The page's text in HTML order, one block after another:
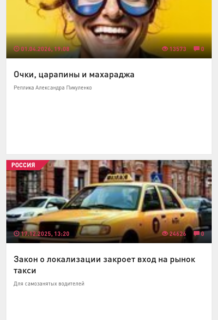
01.04.2026, 19:08 13573 0
Очки, царапины и махараджа
Реплика Александра Пикуленко
17.12.2025, 13:20 24626 0
РОССИЯ
Закон о локализации закроет вход на рынок
такси
Для самозанятых водителей